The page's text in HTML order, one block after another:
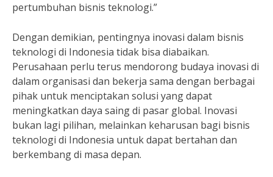
pertumbuhan bisnis teknologi.”
Dengan demikian, pentingnya inovasi dalam bisnis
teknologi di Indonesia tidak bisa diabaikan.
Perusahaan perlu terus mendorong budaya inovasi di
dalam organisasi dan bekerja sama dengan berbagai
pihak untuk menciptakan solusi yang dapat
meningkatkan daya saing di pasar global. Inovasi
bukan lagi pilihan, melainkan keharusan bagi bisnis
teknologi di Indonesia untuk dapat bertahan dan
berkembang di masa depan.